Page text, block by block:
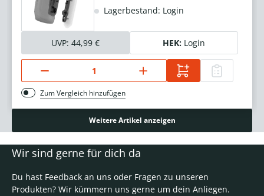
Lagerbestand: Login
UVP: 44,99 € HEK: Login
Zum Vergleich hinzufügen
Weitere Artikel anzeigen
Wir sind gerne für dich da
Du hast Feedback an uns oder Fragen zu unseren
Produkten? Wir kümmern uns gerne um dein Anliegen.